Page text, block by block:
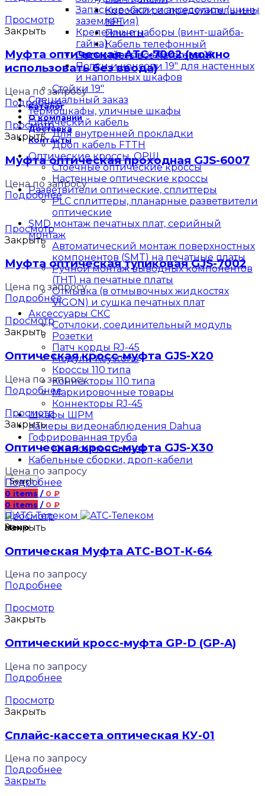
Запасные части и аксессуары (шины
заземления)
Крепежные наборы (винт-шайба-
гайка)
Органайзеры кабельные 19
Полки и консоли 19" для настенных
и напольных шкафов
Стойки 19"
Специальный заказ
Термошкафы, уличные шкафы
Оптический кабель
Для внутренней прокладки
Дроп кабель FTTH
Оптические кроссы, ОРШ
Стоечные оптические кроссы
Настенные оптические кроссы
Разветвители оптические, сплиттеры
PLC сплиттеры, планарные разветвители
оптические
SMD монтаж печатных плат, серийный
монтаж
Автоматический монтаж поверхностных
компонентов (SMT) на печатные платы
Ручной монтаж выводных компонентов
(ТНТ) на печатные платы
Отмывка (в отмывочных жидкостях
VIGON) и сушка печатных плат
Аксессуары СКС
Сотчлоки, соединительный модуль
Розетки
Патч корды RJ-45
Модули Keystone
Кроссы 110 типа
Коннекторы 110 типа
Маркировочные товары
Коннекторы RJ-45
Шкафы ШРМ
Камеры видеонаблюдения Dahua
Гофрированная труба
Клипса монтажная
Кабельные сборки, дроп-кабели
Search
0 items / 0 ₽
0 items / 0 ₽
Меню
Коробки распределительные
КРТ
Плинты
Кабель телефонный
Посмотреть все категории
Каталог
О компании
Доставка
Контакты
Просмотр
Закрыть
Муфта оптическая АТС-7002 (можно
использовать без ввода)
Цена по запросу
Подробнее
Просмотр
Закрыть
Муфта оптическая проходная GJS-6007
Цена по запросу
Подробнее
Просмотр
Закрыть
Муфта оптическая тупиковая GJS-7002
Цена по запросу
Подробнее
Просмотр
Закрыть
Оптическая кросс-муфта GJS-X20
Цена по запросу
Подробнее
Просмотр
Закрыть
Оптическая кросс-муфта GJS-X30
Цена по запросу
Подробнее
Просмотр
Закрыть
Оптическая Муфта АТС-ВОТ-К-64
Цена по запросу
Подробнее
Просмотр
Закрыть
Оптический кросс-муфта GP-D (GP-A)
Цена по запросу
Подробнее
Просмотр
Закрыть
Сплайс-кассета оптическая КУ-01
Цена по запросу
Подробнее
Закрыть